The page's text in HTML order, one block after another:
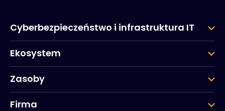
Cyberbezpieczeństwo i infrastruktura IT
Ekosystem
Zasoby
Firma